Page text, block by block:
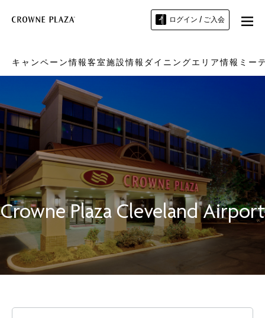
ログイン / ご入会
キャンペーン情報客室施設情報 ダイニングエリア情報 ミー
Crowne Plaza Cleveland Airport